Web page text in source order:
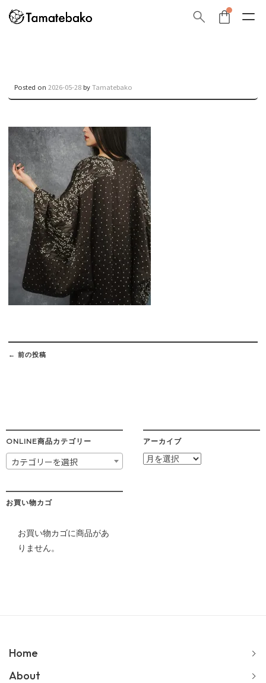
Posted on 2026-05-28 byTamatebako
Post
navigation
← 前の投稿
ONLINE商品カテゴリー
カテゴリーを選択
アーカイブ
ア
お買い物カゴ
お買い物カゴに商品があ
りません。
Home
About